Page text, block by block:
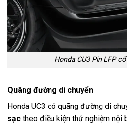
Honda CU3 Pin LFP
Quãng đường di chuyển
Honda UC3 có quãng đường di
sạc theo điều kiện thử nghiệm nội